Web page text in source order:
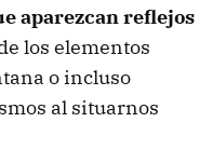
aparezcan reflejos
los elementos
o incluso
al situarnos